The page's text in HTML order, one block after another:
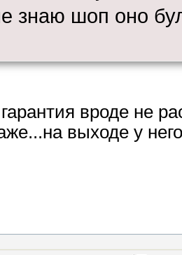
знаю шоп оно
вроде не
выходе у